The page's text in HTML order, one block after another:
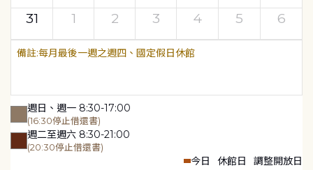
31
1 2 3 4 5 6
每月最後一週之週四、國定假日休館
週日、週一 8:30-17:00
(16:30停止借還書)
週二至週六 8:30-21:00
(20:30停止借還書)
今日 休館日 調整開放日